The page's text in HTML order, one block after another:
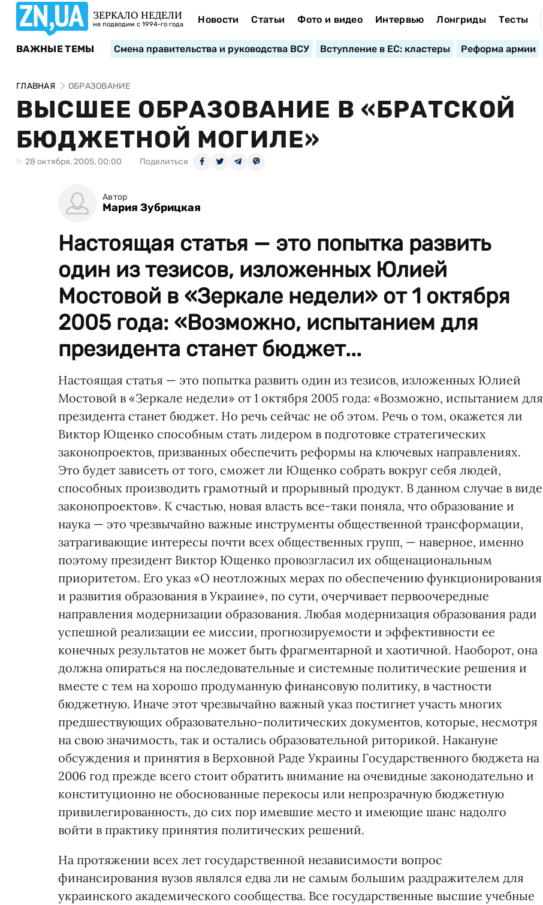
ЗЕРКАЛО НЕДЕЛИ
не подводим с 1994-го года Новости Статьи Фото и видео Интервью Лонгриды Тесты
ВАЖНЫЕ ТЕМЫ Смена правительства и руководства ВСУ Вступление в ЕС: кластеры Реформа армии
ГЛАВНАЯ ОБРАЗОВАНИЕ
ВЫСШЕЕ ОБРАЗОВАНИЕ В «БРАТСКОЙ
БЮДЖЕТНОЙ МОГИЛЕ»
28 октября, 2005, 00:00 Поделиться
Автор
Мария Зубрицкая
Настоящая статья — это попытка развить
один из тезисов, изложенных Юлией
Мостовой в «Зеркале недели» от 1 октября
2005 года: «Возможно, испытанием для
президента станет бюджет...
Настоящая статья — это попытка развить один из тезисов, изложенных Юлией
Мостовой в «Зеркале недели» от 1 октября 2005 года: «Возможно, испытанием для
президента станет бюджет. Но речь сейчас не об этом. Речь о том, окажется ли
Виктор Ющенко способным стать лидером в подготовке стратегических
законопроектов, призванных обеспечить реформы на ключевых направлениях.
Это будет зависеть от того, сможет ли Ющенко собрать вокруг себя людей,
способных производить грамотный и прорывный продукт. В данном случае в виде
законопроектов». К счастью, новая власть все-таки поняла, что образование и
наука — это чрезвычайно важные инструменты общественной трансформации,
затрагивающие интересы почти всех общественных групп, — наверное, именно
поэтому президент Виктор Ющенко провозгласил их общенациональным
приоритетом. Его указ «О неотложных мерах по обеспечению функционирования
и развития образования в Украине», по сути, очерчивает первоочередные
направления модернизации образования. Любая модернизация образования ради
успешной реализации ее миссии, прогнозируемости и эффективности ее
конечных результатов не может быть фрагментарной и хаотичной. Наоборот, она
должна опираться на последовательные и системные политические решения и
вместе с тем на хорошо продуманную финансовую политику, в частности
бюджетную. Иначе этот чрезвычайно важный указ постигнет участь многих
предшествующих образовательно-политических документов, которые, несмотря
на свою значимость, так и остались образовательной риторикой. Накануне
обсуждения и принятия в Верховной Раде Украины Государственного бюджета на
2006 год прежде всего стоит обратить внимание на очевидные законодательно и
конституционно не обоснованные перекосы или непрозрачную бюджетную
привилегированность, до сих пор имевшие место и имеющие шанс надолго
войти в практику принятия политических решений.
На протяжении всех лет государственной независимости вопрос
финансирования вузов являлся едва ли не самым большим раздражителем для
украинского академического сообщества. Все государственные высшие учебные